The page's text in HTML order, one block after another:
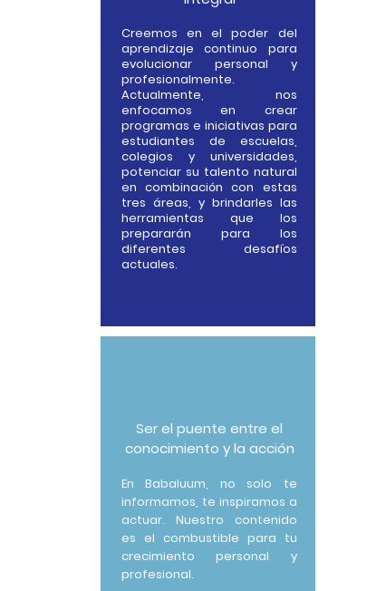
Creemos en el poder del
aprendizaje continuo para
evolucionar personal y
profesionalmente.
Actualmente, nos
enfocamos en crear
programas e iniciativas para
estudiantes de escuelas,
colegios y universidades,
potenciar su talento natural
en combinación con estas
tres áreas, y brindarles las
herramientas que los
prepararán para los
diferentes desafíos
actuales.
Ser el puente entre el
conocimiento y la acción
En Babaluum, no solo te
informamos, te inspiramos a
actuar. Nuestro contenido
es el combustible para tu
crecimiento personal y
profesional.